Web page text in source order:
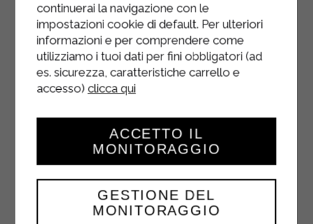
Laissez les rustici refroidir et
savourez-les, excellents chauds
comme froids.
continuerai la navigazione con le
impostazioni cookie di default. Per ulteriori
informazioni e per comprendere come
utilizziamo i tuoi dati per fini obbligatori (ad
es. sicurezza, caratteristiche carrello e
accesso) clicca qui
GESTIONE DEL
MONITORAGGIO
ACCETTO IL
MONITORAGGIO